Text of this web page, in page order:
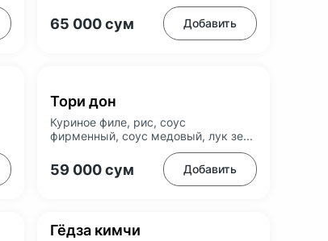
65 000сум Добавить
Тори дон
Куриное филе, рис, соус
фирменный, соус медовый, лук зе...
59 000сум Добавить
Гёдза кимчи